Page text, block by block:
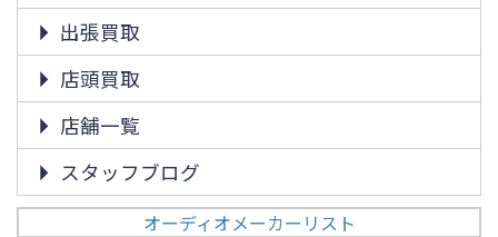
出張買取
店頭買取
店舗一覧
スタッフブログ
オーディオメーカーリスト